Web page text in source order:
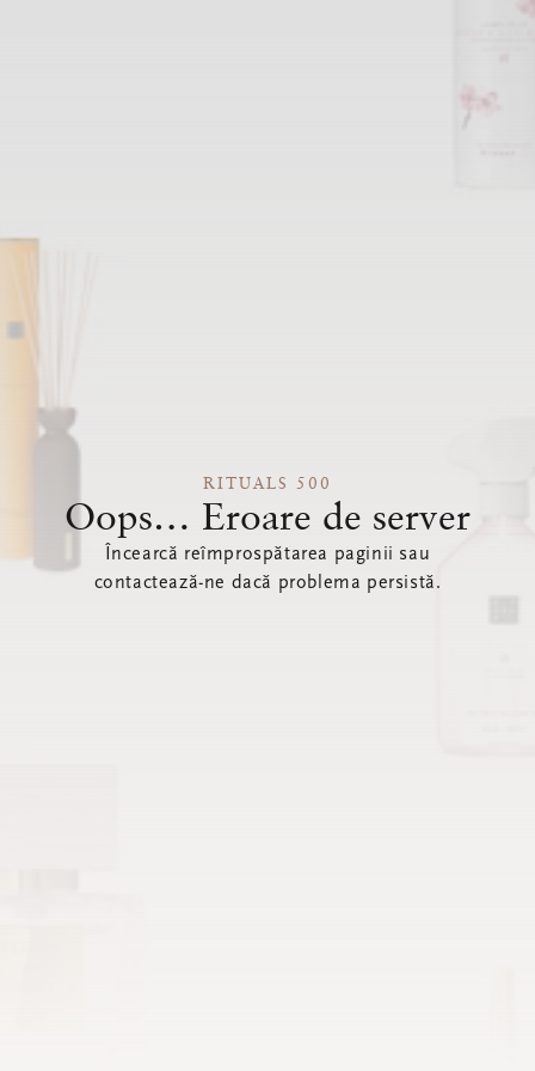
RITUALS 500
Oops… Eroare de server
Încearcă reîmprospătarea paginii sau
contactează-ne dacă problema persistă.